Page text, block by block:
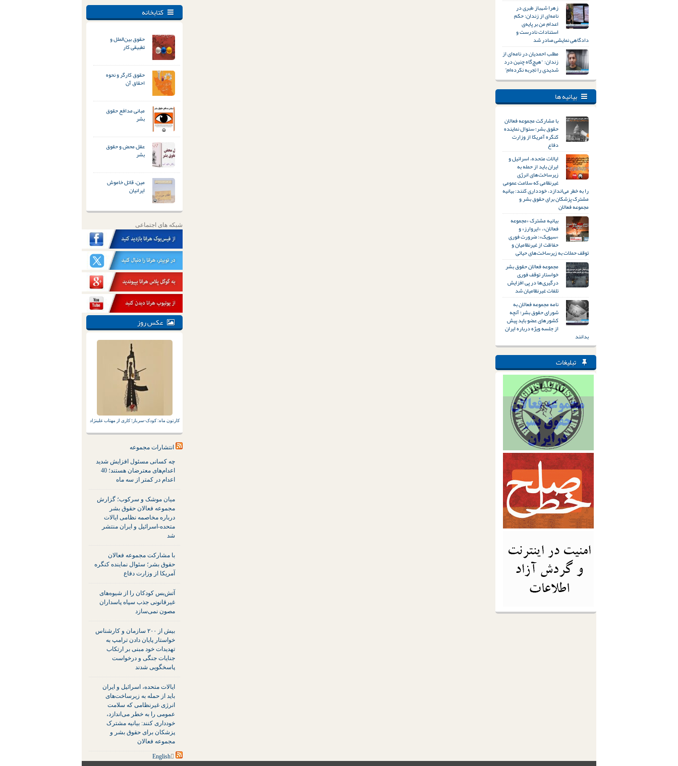
کتابخانه
حقوق بین‌الملل و
تطبیقی کار
حقوق کارگر و نحوه
احقاق آن
مبانی مدافع حقوق
بشر
عقل محض و حقوق
بشر
مین، قاتل خاموش
ایرانیان
شبکه های اجتماعی
عکس روز
کارتون ماه: کودک-سرباز؛ کاری از مهتاب علینژاد
انتشارات مجموعه
چه کسانی مسئول افزایش شدید
اعدام‌های معترضان هستند؛ 40
اعدام در کمتر از سه ماه
میان موشک و سرکوب؛ گزارش
مجموعه فعالان حقوق بشر
درباره مخاصمه نظامی ایالات
متحده-اسرائیل و ایران منتشر
شد
با مشارکت مجموعه فعالان
حقوق بشر؛ سئوال نماینده کنگره
آمریکا از وزارت دفاع
آتش‌بس کودکان را از شیوه‌های
غیرقانونی جذب سپاه پاسداران
مصون نمی‌سازد
بیش از ۲۰۰ سازمان و کارشناس
خواستار پایان دادن ترامپ به
تهدیدات خود مبنی بر ارتکاب
جنایات جنگی و درخواست
پاسخگویی شدند
ایالات متحده، اسرائیل و ایران
باید از حمله به زیرساخت‌های
انرژی غیرنظامی که سلامت
عمومی را به خطر می‌اندازد،
خودداری کنند: بیانیه مشترک
پزشکان برای حقوق بشر و
مجموعه فعالان
زهرا شهباز طبری در
نامه‌ای از زندان: حکم
اعدام من بر پایه‌ی
استنادات نادرست و
دادگاهی نمایشی صادر شد
مطلب احمدیان در نامه‌ای از
زندان: “هیچ‌گاه چنین درد
شدیدی را تجربه نکرده‌ام”
بیانیه ها
با مشارکت مجموعه فعالان
حقوق بشر؛ سئوال نماینده
کنگره آمریکا از وزارت
دفاع
ایالات متحده، اسرائیل و
ایران باید از حمله به
زیرساخت‌های انرژی
غیرنظامی که سلامت عمومی
را به خطر می‌اندازد، خودداری کنند: بیانیه
مشترک پزشکان برای حقوق بشر و
مجموعه فعالان
بیانیه مشترک «مجموعه
فعالان»، «ایروارز» و
«سیویک»: ضرورت فوری
حفاظت از غیرنظامیان و
توقف حملات به زیرساخت‌های حیاتی
مجموعه فعالان حقوق بشر
خواستار توقف فوری
درگیری‌ها در پی افزایش
تلفات غیرنظامیان شد
نامه مجموعه فعالان به
شورای حقوق بشر؛ آنچه
کشورهای عضو باید پیش
از جلسه ویژه درباره ایران
بدانند
تبلیغات